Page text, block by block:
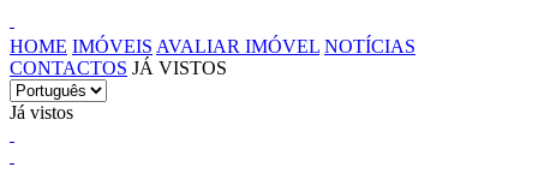
HOME IMÓVEIS AVALIAR IMÓVEL NOTÍCIAS
CONTACTOS JÁ VISTOS
Já vistos